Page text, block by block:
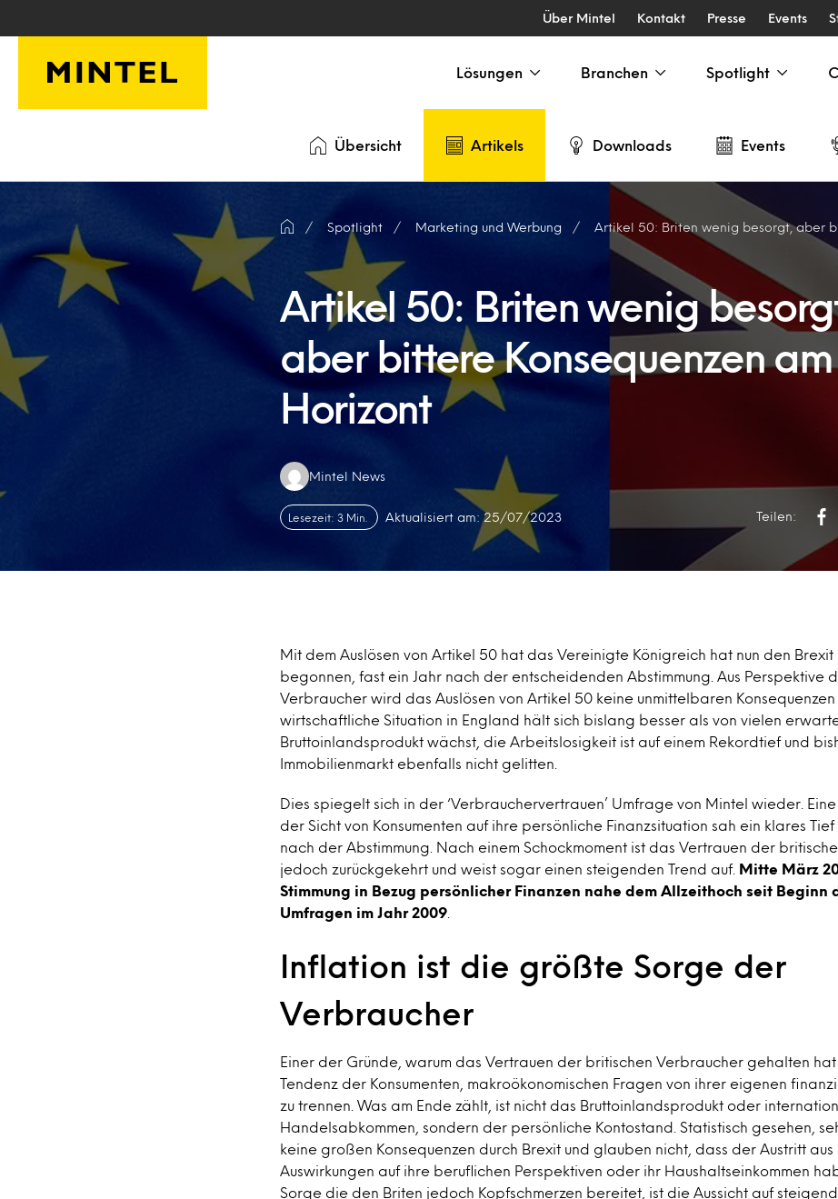
Über Mintel Kontakt Presse Events
Lösungen Branchen Spotlight
Übersicht Artikels Downloads Events
Spotlight Marketing und Werbung Artikel 50: Briten wenig besorgt, aber bittere
Artikel 50: Briten wenig
aber bittere Konsequenzen am
Horizont
Authors:
Mintel News
Lesezeit: 3 Min. Aktualisiert am: 25/07/2023 Teilen:
Mit dem Auslösen von Artikel 50 hat das Vereinigte Königreich hat nun den Brexit
begonnen, fast ein Jahr nach der entscheidenden Abstimmung. Aus Perspektive
Verbraucher wird das Auslösen von Artikel 50 keine unmittelbaren
wirtschaftliche Situation in England hält sich bislang besser als von vielen
Bruttoinlandsprodukt wächst, die Arbeitslosigkeit ist auf einem Rekordtief und
Immobilienmarkt ebenfalls nicht gelitten.
Dies spiegelt sich in der ‘Verbrauchervertrauen’ Umfrage von Mintel wieder.
der Sicht von Konsumenten auf ihre persönliche Finanzsituation sah ein klares
nach der Abstimmung. Nach einem Schockmoment ist das Vertrauen der
jedoch zurückgekehrt und weist sogar einen steigenden Trend auf.
Mitte März
Stimmung in Bezug persönlicher Finanzen nahe dem Allzeithoch seit Beginn
Umfragen im Jahr 2009
Inflation ist die größte Sorge der
Verbraucher
Einer der Gründe, warum das Vertrauen der britischen Verbraucher gehalten
Tendenz der Konsumenten, makroökonomischen Fragen von ihrer eigenen
zu trennen. Was am Ende zählt, ist nicht das Bruttoinlandsprodukt oder
Handelsabkommen, sondern der persönliche Kontostand. Statistisch gesehen,
keine großen Konsequenzen durch Brexit und glauben nicht, dass der Austritt
Auswirkungen auf ihre beruflichen Perspektiven oder ihr Haushaltseinkommen
Sorge die den Briten jedoch Kopfschmerzen bereitet, ist die Aussicht auf